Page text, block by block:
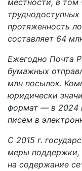
местности, в том
протяженность
составляет 64
Ежегодно Почта
бумажных
млн посылок.
юридически
формат — в 2024
писем в
С 2015 г.
меры поддержки,
на содержание